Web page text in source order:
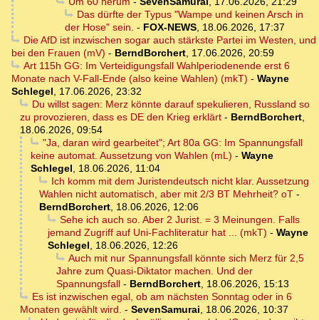
Das dürfte der Typus "Wampe und keinen Arsch in
der Hose" sein. - FOX-NEWS, 18.06.2026, 17:37
Die AfD ist inzwischen sogar auch stärkste Partei im Westen, und
bei den Frauen (mV) - BerndBorchert, 17.06.2026, 20:59
Art 115h GG: Im Verteidigungsfall Wahlperiodenende erst 6
Monate nach V-Fall-Ende (also keine Wahlen) (mkT) - Wayne
Schlegel, 17.06.2026, 23:32
Du willst sagen: Merz könnte darauf spekulieren, Russland so
zu provozieren, dass es DE den Krieg erklärt - BerndBorchert,
18.06.2026, 09:54
"Ja, daran wird gearbeitet"; Art 80a GG: Im Spannungsfall
keine automat. Aussetzung von Wahlen (mL) - Wayne
Schlegel, 18.06.2026, 11:04
Ich komm mit dem Juristendeutsch nicht klar. Aussetzung
Wahlen nicht automatisch, aber mit 2/3 BT Mehrheit? oT -
BerndBorchert, 18.06.2026, 12:06
Sehe ich auch so. Aber 2 Jurist. = 3 Meinungen. Falls
jemand Zugriff auf Uni-Fachliteratur hat ... (mkT) - Wayne
Schlegel, 18.06.2026, 12:26
Auch mit nur Spannungsfall könnte sich Merz für 2,5
Jahre zum Quasi-Diktator machen. Und der
Spannungsfall - BerndBorchert, 18.06.2026, 15:13
Es ist inzwischen egal, ob am nächsten Sonntag oder in 6
Monaten gewählt wird. - SevenSamurai, 18.06.2026, 10:37